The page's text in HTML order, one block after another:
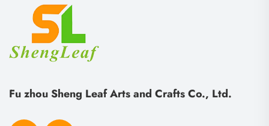
Fu zhou Sheng Leaf Arts and Crafts Co., Ltd.